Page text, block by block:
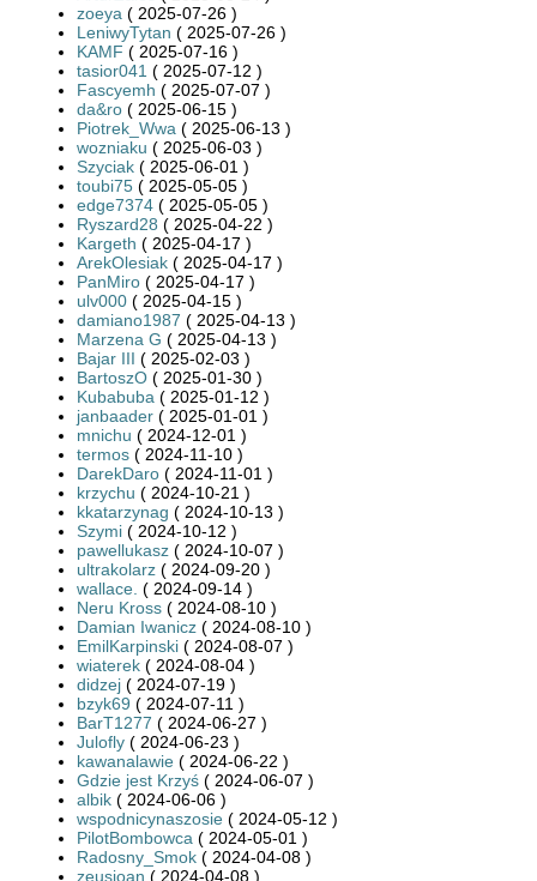
zoeya ( 2025-07-26 )
LeniwyTytan ( 2025-07-26 )
KAMF ( 2025-07-16 )
tasior041 ( 2025-07-12 )
Fascyemh ( 2025-07-07 )
da&ro ( 2025-06-15 )
Piotrek_Wwa ( 2025-06-13 )
wozniaku ( 2025-06-03 )
Szyciak ( 2025-06-01 )
toubi75 ( 2025-05-05 )
edge7374 ( 2025-05-05 )
Ryszard28 ( 2025-04-22 )
Kargeth ( 2025-04-17 )
ArekOlesiak ( 2025-04-17 )
PanMiro ( 2025-04-17 )
ulv000 ( 2025-04-15 )
damiano1987 ( 2025-04-13 )
Marzena G ( 2025-04-13 )
Bajar III ( 2025-02-03 )
BartoszO ( 2025-01-30 )
Kubabuba ( 2025-01-12 )
janbaader ( 2025-01-01 )
mnichu ( 2024-12-01 )
termos ( 2024-11-10 )
DarekDaro ( 2024-11-01 )
krzychu ( 2024-10-21 )
kkatarzynag ( 2024-10-13 )
Szymi ( 2024-10-12 )
pawellukasz ( 2024-10-07 )
ultrakolarz ( 2024-09-20 )
wallace. ( 2024-09-14 )
Neru Kross ( 2024-08-10 )
Damian Iwanicz ( 2024-08-10 )
EmilKarpinski ( 2024-08-07 )
wiaterek ( 2024-08-04 )
didzej ( 2024-07-19 )
bzyk69 ( 2024-07-11 )
BarT1277 ( 2024-06-27 )
Julofly ( 2024-06-23 )
kawanalawie ( 2024-06-22 )
Gdzie jest Krzyś ( 2024-06-07 )
albik ( 2024-06-06 )
wspodnicynaszosie ( 2024-05-12 )
PilotBombowca ( 2024-05-01 )
Radosny_Smok ( 2024-04-08 )
zeusjoan ( 2024-04-08 )